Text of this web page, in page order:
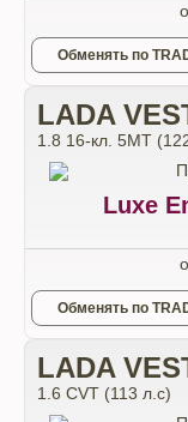
Обменять по
LADA
1.8 16-кл. 5МТ
Luxe
Обменять по
LADA
1.6 CVT (113 л.с)